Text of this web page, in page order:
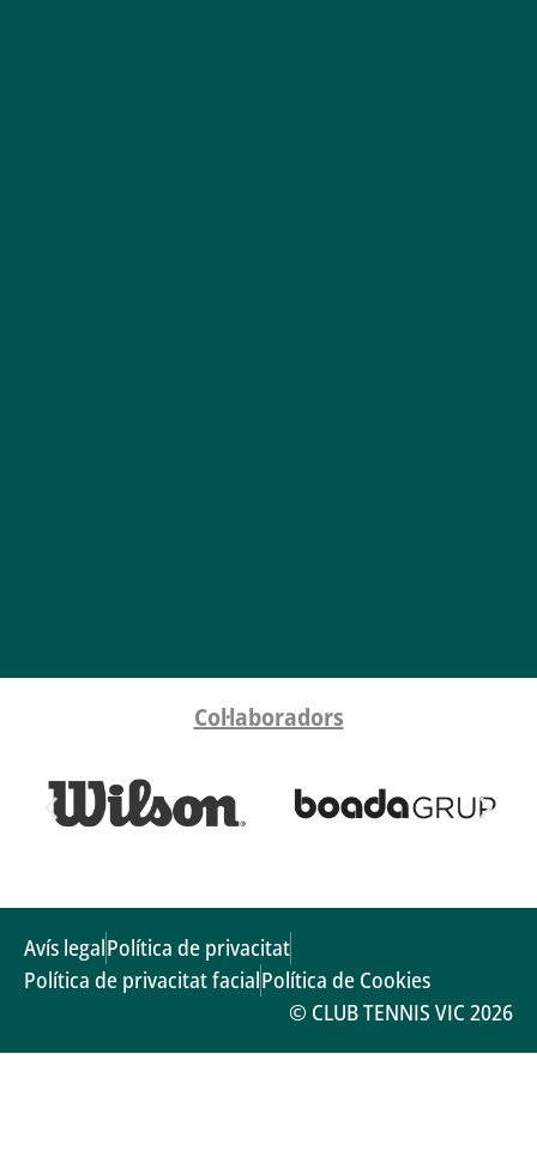
Col·laboradors
© CLUB TENNIS VIC 2026
Avís legalPolítica de privacitat
Política de privacitat facialPolítica de Cookies